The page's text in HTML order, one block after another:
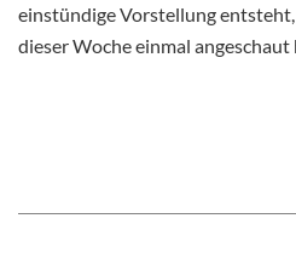
einstündige Vorstellung
dieser Woche einmal angeschaut